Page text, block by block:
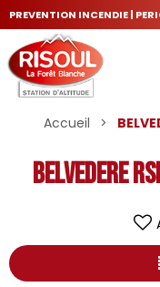
PREVENTION INCENDIE |
Accueil >
BELVEDERE